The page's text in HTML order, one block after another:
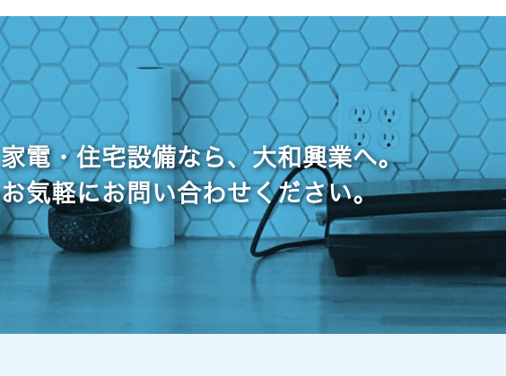
家電・住宅設備なら、大和興業へ。
お気軽にお問い合わせください。